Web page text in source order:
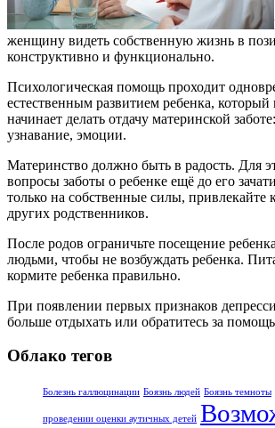
женщину видеть собственную жизнь в
конструктивно и функционально.
Психологическая помощь проходит
естественным развитием ребенка,
начинает делать отдачу материнской
узнавание, эмоции.
Материнство должно быть в радость. Для
вопросы заботы о ребенке ещё до его
только на собственные силы, привлекайте
других родственников.
После родов ограничьте посещение
людьми, чтобы не возбуждать ребенка.
кормите ребенка правильно.
При появлении первых признаков
больше отдыхать или обратитесь за
Облако тегов
Болезнь галлюцинации Боязнь людей Боязнь темноты
проведении оценки аутичных детей